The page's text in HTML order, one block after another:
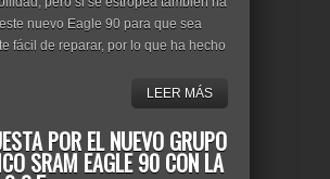
nuevo Eagle 90 para que sea
fácil de reparar, por lo que ha hecho
LEER MÁS
POR EL NUEVO GRUPO
SRAM EAGLE 90 CON LA